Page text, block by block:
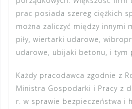
prac posiada szereg ciężkich
można zaliczyć między innymi
piły, wiertarki udarowe,
udarowe, ubijaki betonu, i tym
Każdy pracodawca zgodnie z
Ministra Gospodarki i Pracy z
r. w sprawie bezpieczeństwa i